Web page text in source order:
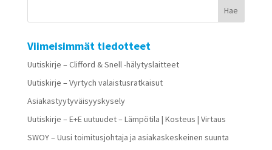
Viimeisimmät tiedotteet
Uutiskirje – Clifford & Snell -hälytyslaitteet
Uutiskirje – Vyrtych valaistusratkaisut
Asiakastyytyväisyyskysely
Uutiskirje – E+E uutuudet – Lämpötila | Kosteus | Virtaus
SWOY – Uusi toimitusjohtaja ja asiakaskeskeinen suunta